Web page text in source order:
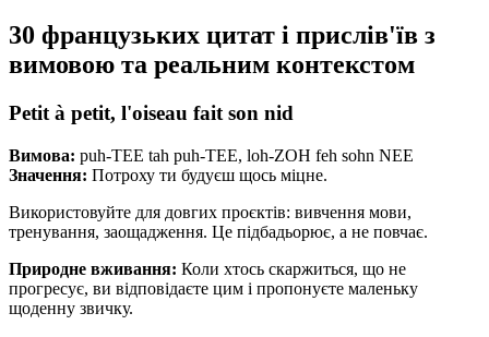
30 французьких цитат і прислів'їв з
вимовою та реальним контекстом
Petit à petit, l'oiseau fait son nid
Вимова: puh-TEE tah puh-TEE, loh-ZOH feh sohn NEE
Значення: Потроху ти будуєш щось міцне.
Використовуйте для довгих проєктів: вивчення мови,
тренування, заощадження. Це підбадьорює, а не повчає.
Природне вживання: Коли хтось скаржиться, що не
прогресує, ви відповідаєте цим і пропонуєте маленьку
щоденну звичку.